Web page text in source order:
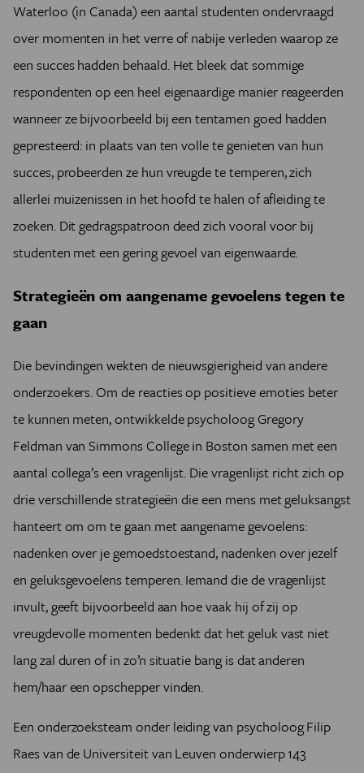
Waterloo (in Canada) een aantal studenten ondervraagd
over momenten in het verre of nabije verleden waarop ze
een succes hadden behaald. Het bleek dat sommige
respondenten op een heel eigenaardige manier reageerden
wanneer ze bijvoorbeeld bij een tentamen goed hadden
gepresteerd: in plaats van ten volle te genieten van hun
succes, probeerden ze hun vreugde te temperen, zich
allerlei muizenissen in het hoofd te halen of afleiding te
zoeken. Dit gedragspatroon deed zich vooral voor bij
studenten met een gering gevoel van eigenwaarde.
Strategieën om aangename gevoelens tegen te
gaan
Die bevindingen wekten de nieuwsgierigheid van andere
onderzoekers. Om de reacties op positieve emoties beter
te kunnen meten, ontwikkelde psycholoog Gregory
Feldman van Simmons College in Boston samen met een
aantal collega’s een vragenlijst. Die vragenlijst richt zich op
drie verschillende strategieën die een mens met geluksangst
hanteert om om te gaan met aangename gevoelens:
nadenken over je gemoedstoestand, nadenken over jezelf
en geluksgevoelens temperen. Iemand die de vragenlijst
invult, geeft bijvoorbeeld aan hoe vaak hij of zij op
vreugdevolle momenten bedenkt dat het geluk vast niet
lang zal duren of in zo’n situatie bang is dat anderen
hem/haar een opschepper vinden.
Een onderzoeksteam onder leiding van psycholoog Filip
Raes van de Universiteit van Leuven onderwierp 143